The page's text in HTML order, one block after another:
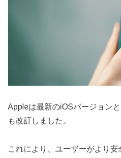
Appleは最新のiOSバージョン
も改訂しました。
これにより、ユーザーがより